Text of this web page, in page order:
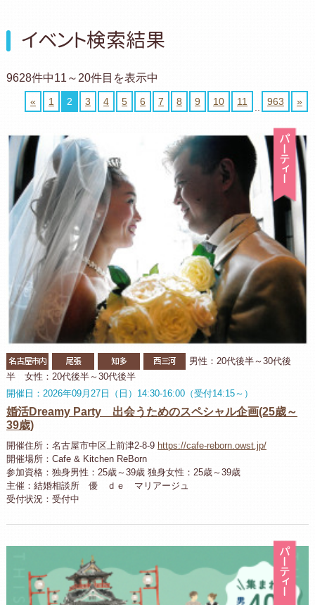
イベント検索結果
9628件中11～20件目を表示中
« 1 2 3 4 5 6 7 8 9 10 11 963 »
名古屋市内 尾張 知多 西三河
男性：20代後半～30代後
半 女性：20代後半～30代後半
開催日：2026年09月27日（日）14:30-16:00（受付14:15～）
婚活Dreamy Party 出会うためのスペシャル企画(25歳～
39歳)
開催住所：名古屋市中区上前津2-8-9 https://cafe-reborn.owst.jp/
開催場所：Cafe & Kitchen ReBorn
参加資格：独身男性：25歳～39歳 独身女性：25歳～39歳
主催：結婚相談所 優 ｄｅ マリアージュ
受付状況：受付中
パ